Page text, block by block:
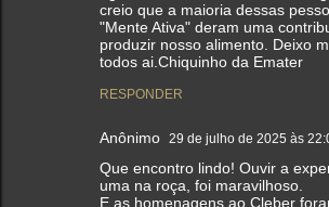
creio que a maioria dessas
"Mente Ativa" deram uma
produzir nosso alimento. Deixo
todos ai.Chiquinho da Emater
RESPONDER
Anônimo 29 de julho de 2025 às
Que encontro lindo! Ouvir a
uma na roça, foi maravilhoso.
E as homenagens ao Cleber